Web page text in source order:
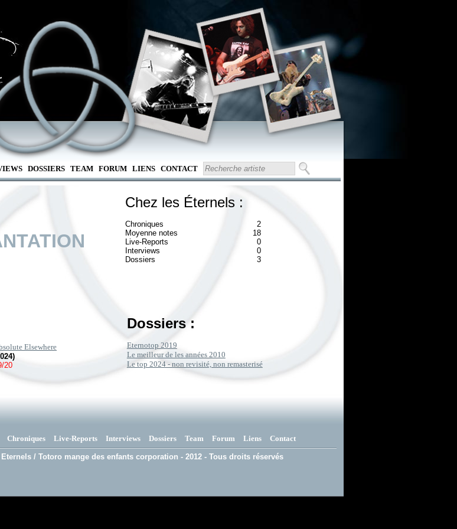
DOSSIERS TEAM FORUM LIENS CONTACT
Chez les Éternels :
Chroniques
2
Moyenne notes
18
Live-Reports
0
Interviews
0
Dossiers
3
Elsewhere
20
Dossiers :
Eternotop 2019
Le meilleur de les années 2010
Le top 2024 - non revisité, non remasterisé
Chroniques Live-Reports Interviews Dossiers Team Forum Liens Contact
/ Totoro mange des enfants corporation - 2012 - Tous droits réservés